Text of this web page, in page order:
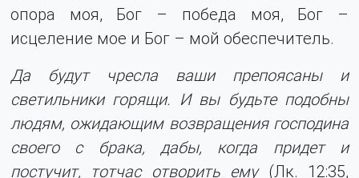
опора моя, Бог – победа моя, Бог –
исцеление мое и Бог – мой обеспечитель.
Да будут чресла ваши препоясаны и
светильники горящи. И вы будьте подобны
людям, ожидающим возвращения господина
своего с брака, дабы, когда придет и
постучит, тотчас отворить ему(Лк. 12:35,